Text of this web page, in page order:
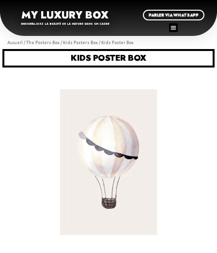
MY LUXURY BOX
IMMORTALISEZ LA BEAUTÉ DE LA NATURE DANS UN CADRE
PARLER VIA WHATSAPP
Accueil /The Posters Box/ Kids Posters Box/ Kids Poster Box
KIDS POSTER BOX